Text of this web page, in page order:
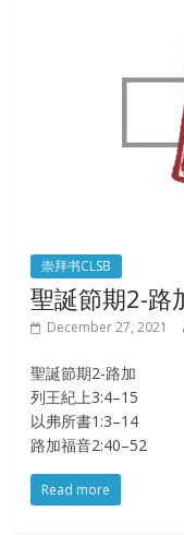
崇拜书CLSB
聖誕節期2-路
December 27, 2021
聖誕節期2-路加
列王紀上3:4–15
以弗所書1:3–14
路加福音2:40–52
Read more